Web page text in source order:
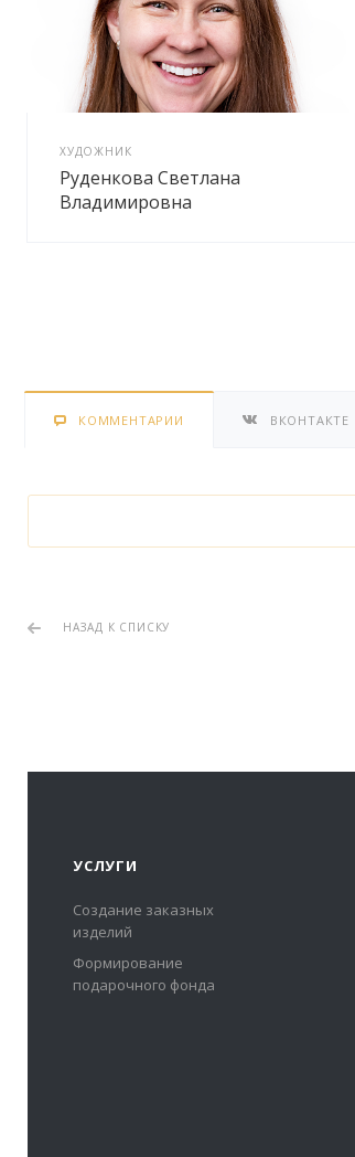
ХУДОЖНИК
Руденкова Светлана
Владимировна
КОММЕНТАРИИ ВКОНТАКТЕ
НАЗАД К СПИСКУ
УСЛУГИ
Создание заказных
изделий
Формирование
подарочного фонда